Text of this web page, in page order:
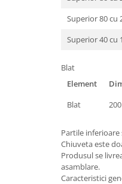
Superior 80 cu
Superior 40 cu
Blat
Element
Blat
Partile
Chiuveta este
Produsul se
asamblare.
Caracteristici